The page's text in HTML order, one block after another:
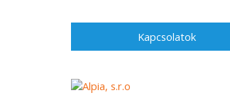
Kapcsolatok